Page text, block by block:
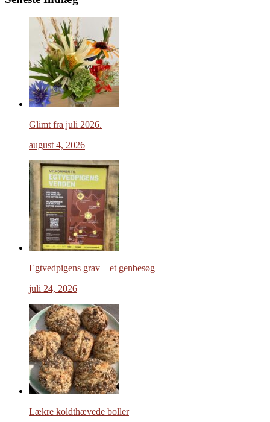
Glimt fra juli 2026.
august 4, 2026
Egtvedpigens grav – et genbesøg
juli 24, 2026
Lækre koldthævede boller